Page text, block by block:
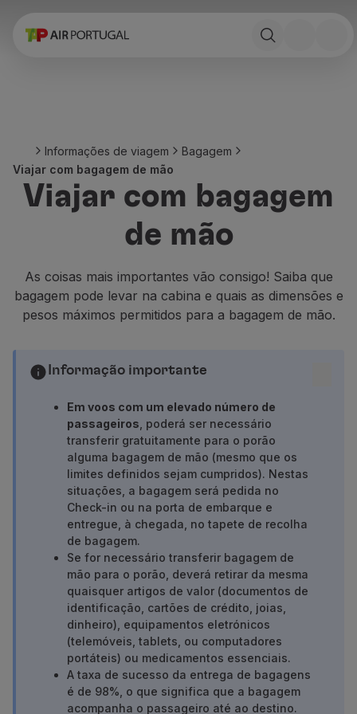
Reservar
Stopover
Informações de viagem
Bagagem
Necessidades especiais
Viajar com animais
Grávidas
Requisitos e documentação
A bordo
Voar em Economy
Entretenimento
Gerir reserva
Gestão da Reserva
Extras e Upgrades
Fatura online
TAP Vouchers
Alugar carro
Alojamento
Check-in
Informações de Check-in
TAP Miles&Go
Programa TAP Miles&Go
Conhecer o Programa
Acumular milhas
Informações de viagem
Bagagem
Viajar com bagagem de mão
Viajar com bagagem
de mão
As coisas mais importantes vão consigo! Saiba que
bagagem pode levar na cabina e quais as dimensões e
pesos máximos permitidos para a bagagem de mão.
Informação importante
Em voos com um elevado número de
passageiros , poderá ser necessário
transferir gratuitamente para o porão
alguma bagagem de mão (mesmo que os
limites definidos sejam cumpridos). Nestas
situações, a bagagem será pedida no
Check-in ou na porta de embarque e
entregue, à chegada, no tapete de recolha
de bagagem.
Se for necessário transferir bagagem de
mão para o porão, deverá retirar da mesma
quaisquer artigos de valor (documentos de
identificação , cartões de crédito, joias
dinheiro) , equipamentos eletrónicos
(telemóveis, tablets , ou computadores
portáteis) ou medicamentos essenciais.
A taxa de sucesso da entrega de bagagens
é de 98%, o que significa que a bagagem
acompanha o passageiro até ao destino.